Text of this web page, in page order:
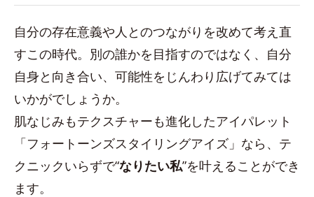
自分の存在意義や人とのつながりを改めて考え直
すこの時代。別の誰かを目指すのではなく、自分
自身と向き合い、可能性をじんわり広げてみては
いかがでしょうか。
肌なじみもテクスチャーも進化したアイパレット
「フォートーンズスタイリングアイズ」なら、テ
クニックいらずで“なりたい私”を叶えることができ
ます。